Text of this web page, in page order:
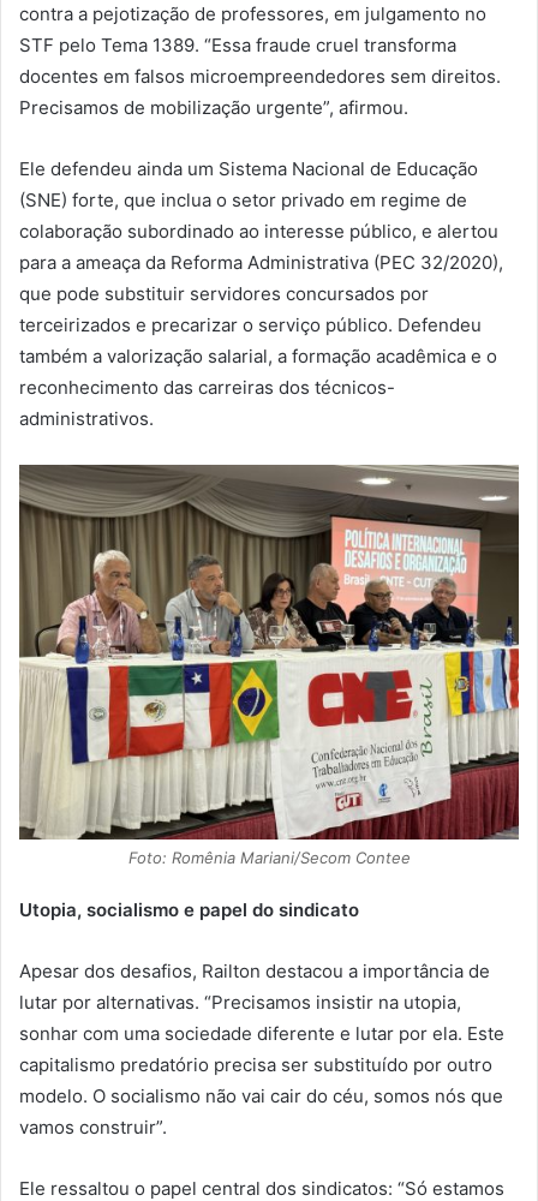
contra a pejotização de professores, em julgamento no
STF pelo Tema 1389. “Essa fraude cruel transforma
docentes em falsos microempreendedores sem direitos.
Precisamos de mobilização urgente”, afirmou.
Ele defendeu ainda um Sistema Nacional de Educação
(SNE) forte, que inclua o setor privado em regime de
colaboração subordinado ao interesse público, e alertou
para a ameaça da Reforma Administrativa (PEC 32/2020),
que pode substituir servidores concursados por
terceirizados e precarizar o serviço público. Defendeu
também a valorização salarial, a formação acadêmica e o
reconhecimento das carreiras dos técnicos-
administrativos.
Foto: Romênia Mariani/Secom Contee
Utopia, socialismo e papel do sindicato
Apesar dos desafios, Railton destacou a importância de
lutar por alternativas. “Precisamos insistir na utopia,
sonhar com uma sociedade diferente e lutar por ela. Este
capitalismo predatório precisa ser substituído por outro
modelo. O socialismo não vai cair do céu, somos nós que
vamos construir”.
Ele ressaltou o papel central dos sindicatos: “Só estamos